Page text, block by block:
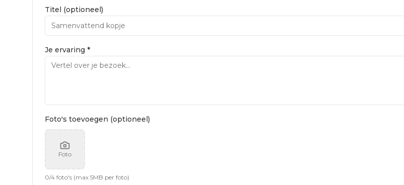
Titel (optioneel)
Je ervaring *
Foto's toevoegen (optioneel)
Foto
0/4 foto's (max 5MB per foto)